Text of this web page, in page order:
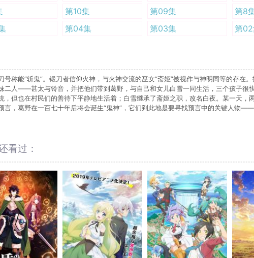
第10集 第09集 第8
第04集 第03集 第
称能“斩鬼”。锻刀者信仰火神，与火神交流的巫女“斋姬”被视作与神明同等的存在
二人——甚太与铃音，并把他们带到葛野，与自己和女儿白雪一同生活，三个孩子很
，但也在村民们的善待下平静地生活着；白雪继承了斋姬之职，改名白夜。某一天，
言，葛野在一百七十年后将会诞生“鬼神”，它们到此地是要寻找预言中的关键人物
看过：